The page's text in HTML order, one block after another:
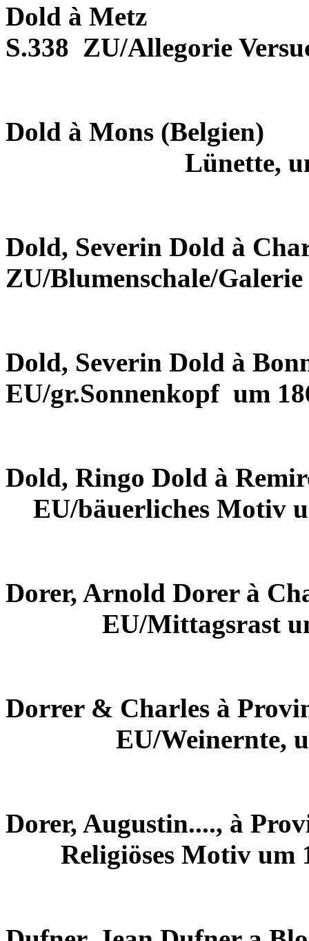
Dold à Metz
S.338 ZU/Allegorie
Dold à Mons (Belgien)
Lünette,
Dold, Severin Dold à
ZU/Blumenschale/
Dold, Severin Dold à
EU/gr.Sonnenkopf um
Dold, Ringo Dold à
EU/bäuerliches Motiv
Dorer, Arnold Dorer à
EU/Mittagsrast
Dorrer & Charles à
EU/Weinernte,
Dorer, Augustin...., à
Religiöses Motiv um